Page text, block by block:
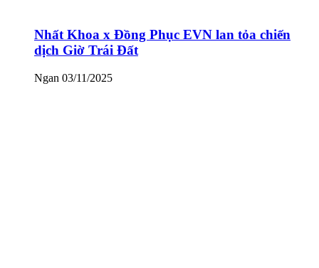
Nhất Khoa x Đồng Phục EVN lan tỏa chiến
dịch Giờ Trái Đất
Ngan 03/11/2025